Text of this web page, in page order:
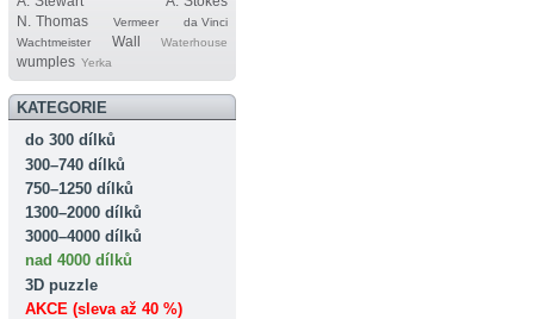
N. Thomas
Vermeer
da Vinci
Wachtmeister
Wall Waterhouse
wumples Yerka
KATEGORIE
do 300 dílků
300–740 dílků
750–1250 dílků
1300–2000 dílků
3000–4000 dílků
nad 4000 dílků
3D puzzle
AKCE (sleva až 40 %)